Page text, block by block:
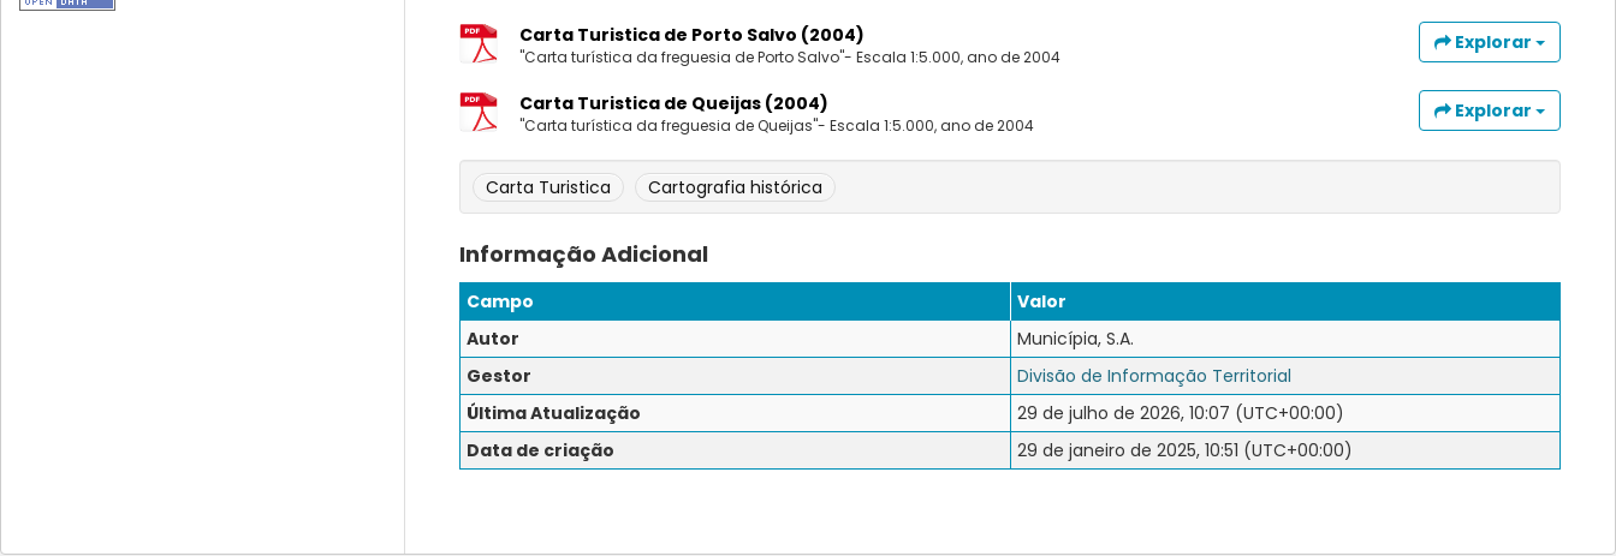
Carta Turistica de Porto Salvo (2004)
"Carta turística da freguesia de Porto Salvo"- Escala 1:5.000, ano de 2004
Explorar
Carta Turistica de Queijas (2004)
"Carta turística da freguesia de Queijas"- Escala 1:5.000, ano de 2004
Explorar
Carta Turistica Cartografia histórica
Informação Adicional
Campo
Valor
Autor
Municípia, S.A.
Gestor
Divisão de Informação Territorial
Última Atualização
29 de julho de 2026, 10:07 (UTC+00:00)
Data de criação
29 de janeiro de 2025, 10:51 (UTC+00:00)